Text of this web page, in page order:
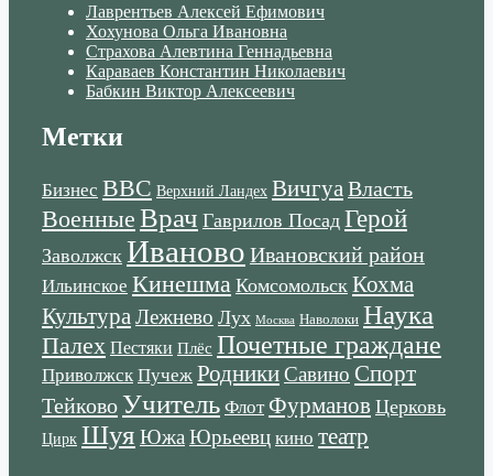
Лаврентьев Алексей Ефимович
Хохунова Ольга Ивановна
Страхова Алевтина Геннадьевна
Караваев Константин Николаевич
Бабкин Виктор Алексеевич
Метки
Бизнес ВВС Верхний Ландех ВичгуаВласть
Военные Врач Гаврилов Посад Герой
Заволжск Иваново Ивановский район
Ильинское Кинешма Комсомольск Кохма
Культура Лежнево Лух Москва Наволоки Наука
Палех Пестяки Плёс Почетные граждане
Приволжск Пучеж РодникиСавино Спорт
ТейковоУчитель Флот Фурманов Церковь
Цирк Шуя ЮжаЮрьеевц кино театр